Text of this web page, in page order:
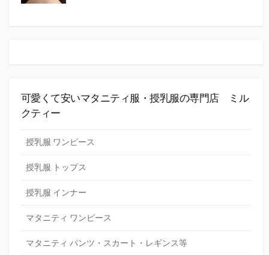
可愛くて安いマタニティ服・授乳服の専門店 ミル
クティー
授乳服 ワンピース
授乳服 トップス
授乳服 インナー
マタニティ ワンピース
マタニティ パンツ・スカート・レギンス等